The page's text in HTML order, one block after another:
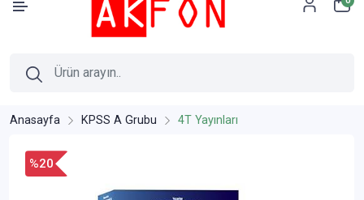
Anasayfa KPSS A Grubu 4T Yayınları
%20